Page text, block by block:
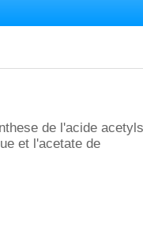
de l'acide
et l'acetate de